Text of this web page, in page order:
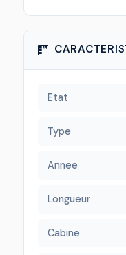
Etat
Type
Annee
Longueur
Cabine